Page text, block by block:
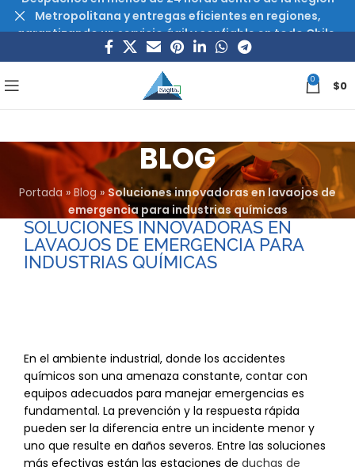
0 $0
BLOG
Portada» Blog»Soluciones innovadoras en lavaojos de
emergencia para industrias químicas
SOLUCIONES INNOVADORAS EN
LAVAOJOS DE EMERGENCIA PARA
INDUSTRIAS QUÍMICAS
En el ambiente industrial, donde los accidentes
químicos son una amenaza constante, contar con
equipos adecuados para manejar emergencias es
fundamental. La prevención y la respuesta rápida
pueden ser la diferencia entre un incidente menor y
uno que resulte en daños severos. Entre las soluciones
más efectivas están las estaciones de duchas de
Metropolitana y entregas eficientes en regiones,
garantizando un servicio ágil y confiable en todo Chile.